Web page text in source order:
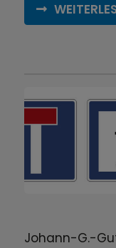
Johann-G.-